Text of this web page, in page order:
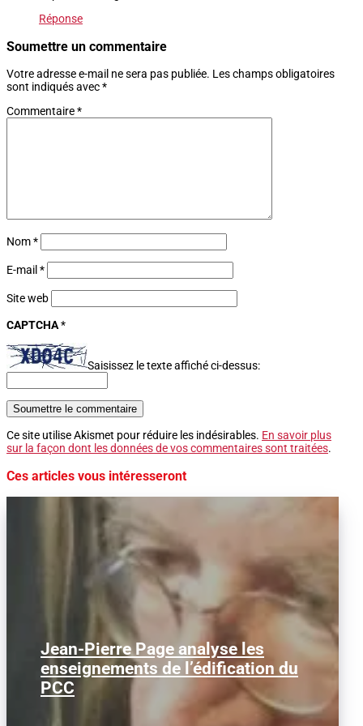
Réponse
Soumettre un commentaire
Votre adresse e-mail ne sera pas publiée. Les champs obligatoires
sont indiqués avec*
Commentaire*
Nom*
E-mail *
Site web
CAPTCHA*
Saisissez le texte affiché ci-dessus:
Soumettre le commentaire
Ce site utilise Akismet pour réduire les indésirables. En savoir plus
sur la façon dont les données de vos commentaires sont traitées.
Ces articles vous intéresseront
Jean-Pierre Page analyse les
enseignements de l’édification du
PCC
Dans le cadre de notre rubrique
consacrée au débat d'idées, nous
publions cet entretien accordé...